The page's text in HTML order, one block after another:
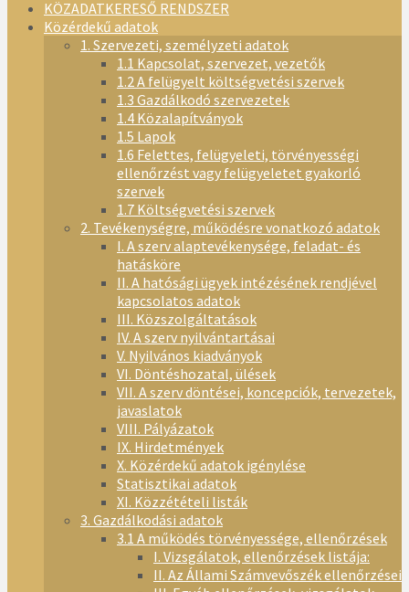
KÖZADATKERESŐ RENDSZER
Közérdekű adatok
1. Szervezeti, személyzeti adatok
1.1 Kapcsolat, szervezet, vezetők
1.2 A felügyelt költségvetési szervek
1.3 Gazdálkodó szervezetek
1.4 Közalapítványok
1.5 Lapok
1.6 Felettes, felügyeleti, törvényességi
ellenőrzést vagy felügyeletet gyakorló
szervek
1.7 Költségvetési szervek
2. Tevékenységre, működésre vonatkozó adatok
I. A szerv alaptevékenysége, feladat- és
hatásköre
II. A hatósági ügyek intézésének rendjével
kapcsolatos adatok
III. Közszolgáltatások
IV. A szerv nyilvántartásai
V. Nyilvános kiadványok
VI. Döntéshozatal, ülések
VII. A szerv döntései, koncepciók, tervezetek,
javaslatok
VIII. Pályázatok
IX. Hirdetmények
X. Közérdekű adatok igénylése
Statisztikai adatok
XI. Közzétételi listák
3. Gazdálkodási adatok
3.1 A működés törvényessége, ellenőrzések
I. Vizsgálatok, ellenőrzések listája:
II. Az Állami Számvevőszék ellenőrzései